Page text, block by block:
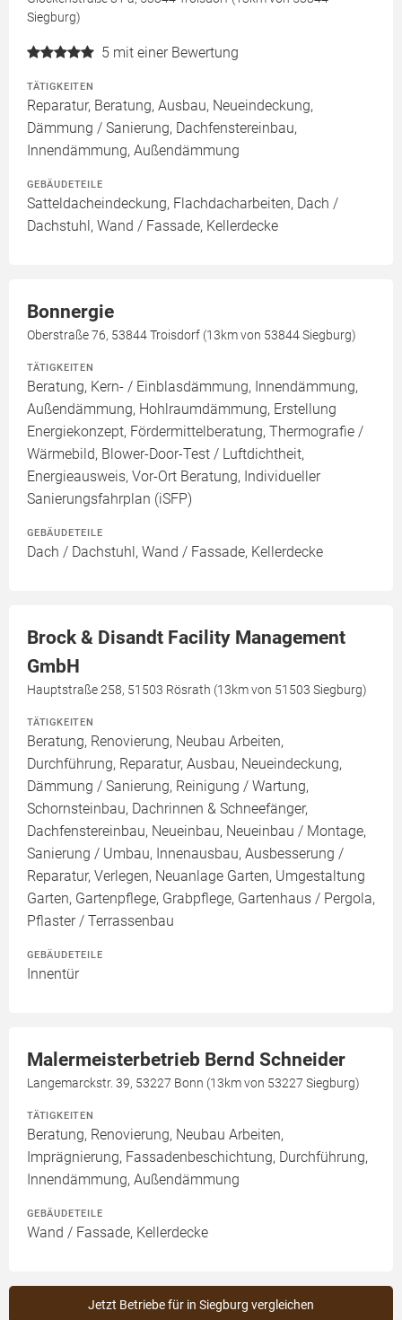
Siegburg)
5 mit einer Bewertung
TÄTIGKEITEN
Reparatur, Beratung, Ausbau, Neueindeckung,
Dämmung / Sanierung, Dachfenstereinbau,
Innendämmung, Außendämmung
GEBÄUDETEILE
Satteldacheindeckung, Flachdacharbeiten, Dach /
Dachstuhl, Wand / Fassade, Kellerdecke
Bonnergie
Oberstraße 76, 53844 Troisdorf (13km von 53844 Siegburg)
TÄTIGKEITEN
Beratung, Kern- / Einblasdämmung, Innendämmung,
Außendämmung, Hohlraumdämmung, Erstellung
Energiekonzept, Fördermittelberatung, Thermografie /
Wärmebild, Blower-Door-Test / Luftdichtheit,
Energieausweis, Vor-Ort Beratung, Individueller
Sanierungsfahrplan (iSFP)
GEBÄUDETEILE
Dach / Dachstuhl, Wand / Fassade, Kellerdecke
Brock & Disandt Facility Management
GmbH
Hauptstraße 258, 51503 Rösrath (13km von 51503 Siegburg)
TÄTIGKEITEN
Beratung, Renovierung, Neubau Arbeiten,
Durchführung, Reparatur, Ausbau, Neueindeckung,
Dämmung / Sanierung, Reinigung / Wartung,
Schornsteinbau, Dachrinnen & Schneefänger,
Dachfenstereinbau, Neueinbau, Neueinbau / Montage,
Sanierung / Umbau, Innenausbau, Ausbesserung /
Reparatur, Verlegen, Neuanlage Garten, Umgestaltung
Garten, Gartenpflege, Grabpflege, Gartenhaus / Pergola,
Pflaster / Terrassenbau
GEBÄUDETEILE
Innentür
Malermeisterbetrieb Bernd Schneider
Langemarckstr. 39, 53227 Bonn (13km von 53227 Siegburg)
TÄTIGKEITEN
Beratung, Renovierung, Neubau Arbeiten,
Imprägnierung, Fassadenbeschichtung, Durchführung,
Innendämmung, Außendämmung
GEBÄUDETEILE
Wand / Fassade, Kellerdecke
Jetzt Betriebe für in Siegburg vergleichen